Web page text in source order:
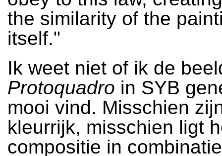
the similarity of the
itself."
Ik weet niet of ik de
Protoquadro in SYB
mooi vind. Misschien
kleurrijk, misschien ligt
compositie in